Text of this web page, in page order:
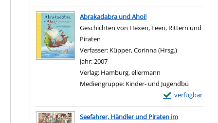
Zum Download von
Abrakadabra und Ahoi!
Geschichten von Hexen, Feen, Rittern und
Piraten
Verfasser: Küpper, Corinna (Hrsg.)
Jahr:2007
Verlag: Hamburg, ellermann
Mediengruppe: Kinder- und Jugendbü
verfügbar
Exemplar-Details
Zum Download
Seefahrer, Händler und Piraten im